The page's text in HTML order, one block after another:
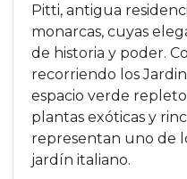
Pitti, antigua
monarcas, cuyas
de historia y poder.
recorriendo los
espacio verde
plantas exóticas y
representan uno de
jardín italiano.